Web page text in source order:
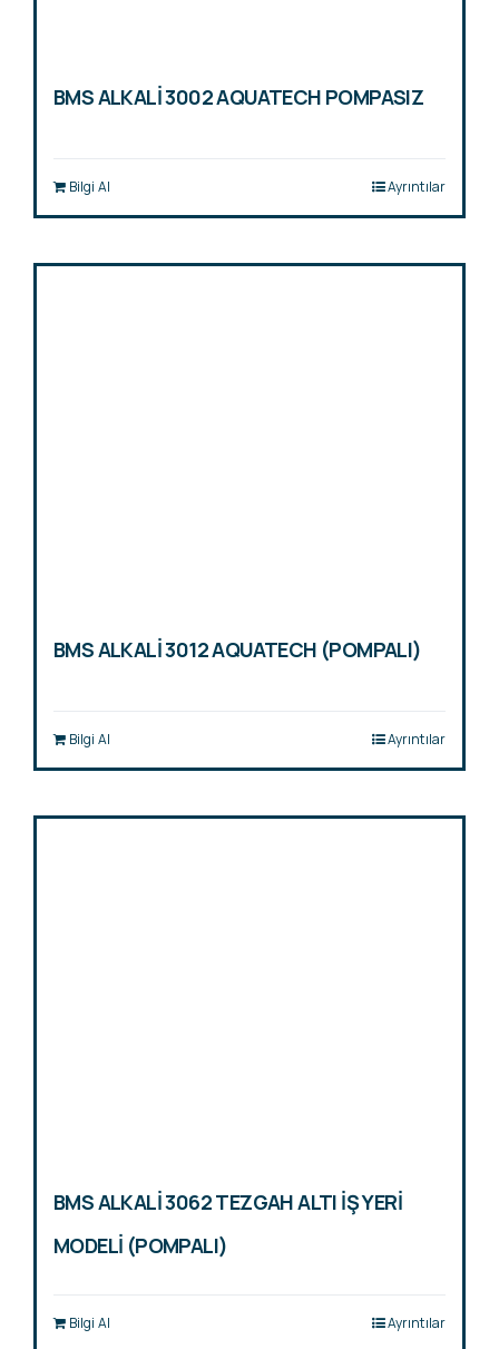
BMS ALKALİ 3002 AQUATECH POMPASIZ
Bilgi Al Ayrıntılar
BMS ALKALİ 3012 AQUATECH (POMPALI)
Bilgi Al Ayrıntılar
BMS ALKALİ 3062 TEZGAH ALTI İŞ YERİ
MODELİ (POMPALI)
Bilgi Al Ayrıntılar